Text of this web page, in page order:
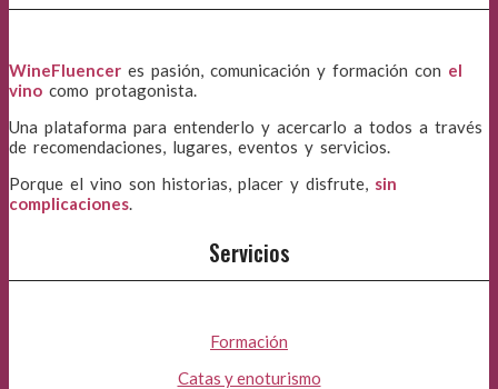
WineFluencer es pasión, comunicación y formación con el
vino como protagonista.
Una plataforma para entenderlo y acercarlo a todos a través
de recomendaciones, lugares, eventos y servicios.
Porque el vino son historias, placer y disfrute, sin
complicaciones.
Servicios
Formación
Catas y enoturismo